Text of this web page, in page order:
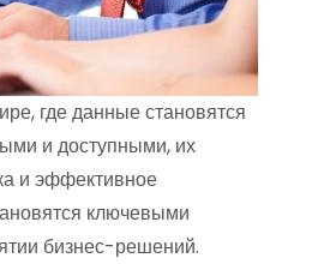
где данные становятся
и доступными, их
и эффективное
ключевыми
бизнес-решений.